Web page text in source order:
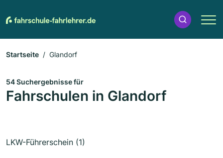
Startseite Glandorf
54 Suchergebnisse für
Fahrschulen in Glandorf
LKW-Führerschein (1)